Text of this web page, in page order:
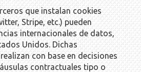
que instalan cookies
Stripe, etc.) pueden
internacionales de datos,
Unidos. Dichas
con base en decisiones
contractuales tipo o